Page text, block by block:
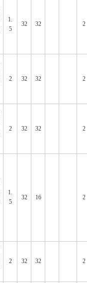
1.
5
32 32 2
2 32 32 2
2 32 32 2
1.
5
32 16 2
2 32 32 2